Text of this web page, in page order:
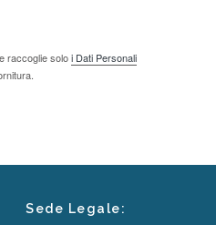
raccoglie soloi Dati Personali
Sede Legale: